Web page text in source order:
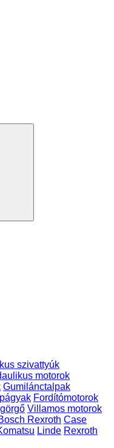
szivattyúk
motorok
Gumilánctalpak
Fordítómotorok
Villamos motorok
Rexroth Case
Linde Rexroth